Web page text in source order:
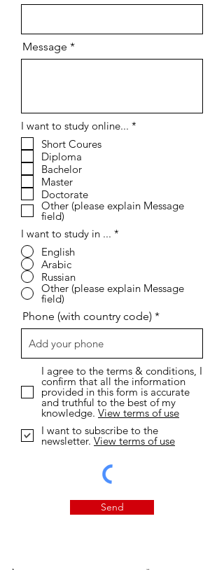
Message
I want to study online... *
ь
Short Coures
Diploma
Bachelor
Master
Doctorate
Other (please explain Message
field)
I want to study in ... *
English
Arabic
Russian
Other (please explain Message
field)
Phone (with country code)
I agree to the terms & conditions, I
confirm that all the information
provided in this form is accurate
and truthful to the best of my
knowledge. View terms of use
I want to subscribe to the
newsletter. View terms of use
Send